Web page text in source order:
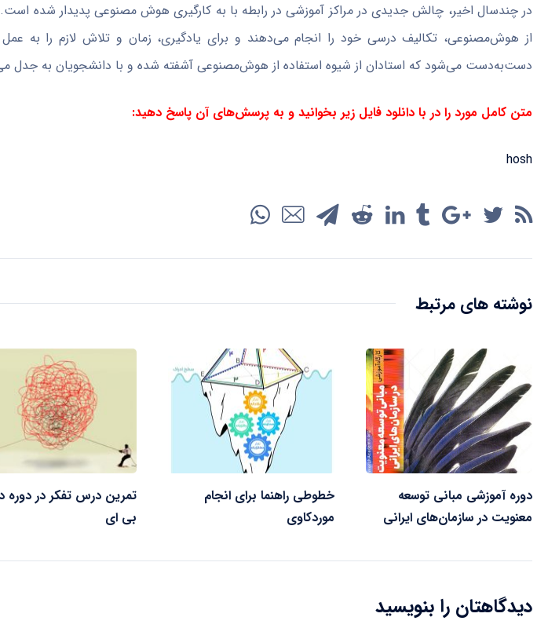
در چند‌سال اخیر، چالش جدیدی در مراکز آموزشی در رابطه با به کارگیری هوش مصنوعی پدیدار شده است.
از هوش‌مصنوعی، تکالیف درسی خود را انجام می‌دهند و برای یادگیری، زمان و تلاش لازم را به
دست‌به‌دست می‌شود که استادان از شیوه استفاده از هوش‌مصنوعی آشفته شده و با دانشجویان به جدل
متن کامل مورد را در با دانلود فایل زیر بخوانید و به پرسش‌های آن پاسخ دهید:
hosh
نوشته های مرتبط
دوره آموزشی مبانی توسعه
معنویت در سازمان‌های ایرانی
خطوطی راهنما برای انجام
موردکاوی
تمرین درس تفکر در دوره
بی ای
دیدگاهتان را بنویسید